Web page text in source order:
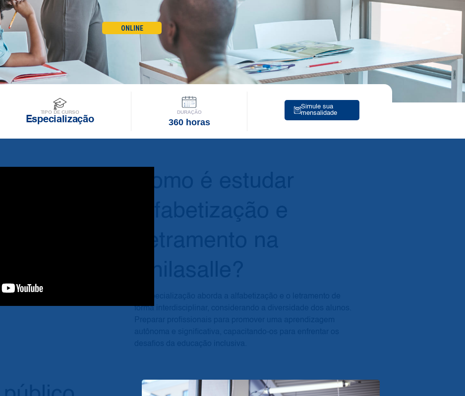
ONLINE
TIPO DE CURSO
Especialização
DURAÇÃO
360 horas
Simule sua
mensalidade
forma interdisciplinar, considerando a diversidade dos alunos.